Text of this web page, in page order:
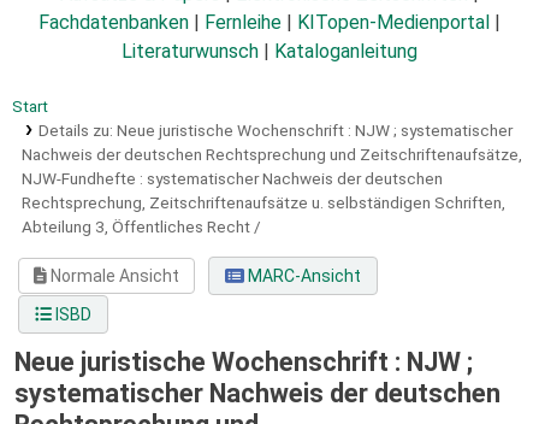
Fachdatenbanken
Fernleihe KITopen-Medienportal
Literaturwunsch
Kataloganleitung
Start
Details zu: Neue juristische Wochenschrift : NJW ; systematischer
Nachweis der deutschen Rechtsprechung und Zeitschriftenaufsätze,
NJW-Fundhefte : systematischer Nachweis der deutschen
Rechtsprechung, Zeitschriftenaufsätze u. selbständigen Schriften,
Abteilung 3, Öffentliches Recht /
Normale Ansicht
MARC-Ansicht
ISBD
Neue juristische Wochenschrift : NJW ;
systematischer Nachweis der deutschen